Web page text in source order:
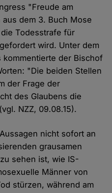
"Freude am
dem 3. Buch Mose
Todesstrafe für
wird. Unter dem
der Bischof
"Die beiden Stellen
der Frage der
des Glaubens die
NZZ, 09.08.15).
nicht sofort an
grausamen
sehen ist, wie IS-
Männer von
stürzen, während am